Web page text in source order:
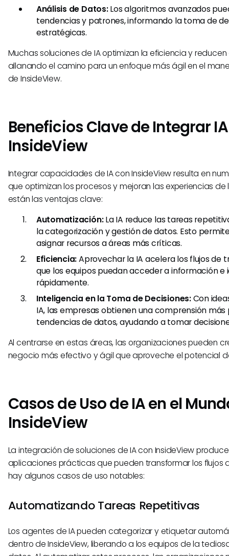
Análisis de Datos:Los algoritmos avanzados
tendencias y patrones, informando la toma de
estratégicas.
Muchas soluciones de IA optimizan la eficiencia y
allanando el camino para un enfoque más ágil en el
de InsideView.
Beneficios Clave de Integrar
InsideView
Integrar capacidades de IA con InsideView resulta en
que optimizan los procesos y mejoran las experiencias de
están las ventajas clave:
Automatización:La IA reduce las tareas
la categorización y gestión de datos. Esto
asignar recursos a áreas más críticas.
Eficiencia:Aprovechar la IA acelera los flujos de
que los equipos puedan acceder a información e
rápidamente.
Inteligencia en la Toma de Decisiones:Con
IA, las empresas obtienen una comprensión más
tendencias de datos, ayudando a tomar
Al centrarse en estas áreas, las organizaciones pueden
negocio más efectivo y ágil que aproveche el potencial
Casos de Uso de IA en el
InsideView
La integración de soluciones de IA con InsideView
aplicaciones prácticas que pueden transformar los flujos
hay algunos casos de uso notables:
Automatizando Tareas Repetitivas
Los agentes de IA pueden categorizar y etiquetar
dentro de InsideView, liberando a los equipos de la